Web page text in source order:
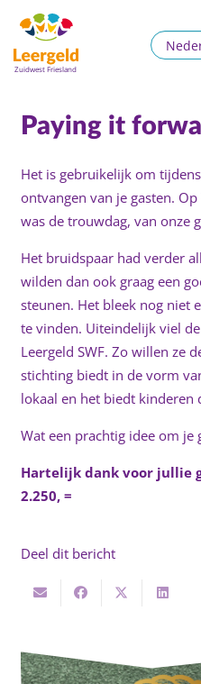
Paying it
Het is gebruikelijk om
ontvangen van je gasten.
was de trouwdag, van onze
Het bruidspaar had verder
wilden dan ook graag een
steunen. Het bleek nog niet
te vinden. Uiteindelijk viel
Leergeld SWF. Zo willen ze
stichting biedt in de vorm
lokaal en het biedt kinderen
Wat een prachtig idee om je
Hartelijk dank voor jullie
2.250, =
Deel dit bericht